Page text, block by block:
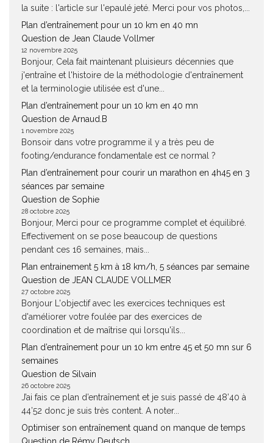
la suite : l'article sur l'epaulé jeté. Merci pour vos photos,...
Plan d’entraînement pour un 10 km en 40 mn
Question de Jean Claude Vollmer
12 novembre 2025
Bonjour, Cela fait maintenant pluisieurs décennies que
j'entraîne et l'histoire de la méthodologie d'entraînement
et la terminologie utilisée est d'une...
Plan d’entraînement pour un 10 km en 40 mn
Question de Arnaud.B
1 novembre 2025
Bonsoir dans votre programme il y a très peu de
footing/endurance fondamentale est ce normal ?
Plan d’entraînement pour courir un marathon en 4h45 en 3
séances par semaine
Question de Sophie
28 octobre 2025
Bonjour, Merci pour ce programme complet et équilibré.
Effectivement on se pose beaucoup de questions
pendant ces 16 semaines, mais...
Plan entrainement 5 km à 18 km/h, 5 séances par semaine
Question de JEAN CLAUDE VOLLMER
27 octobre 2025
Bonjour L'objectif avec les exercices techniques est
d'améliorer votre foulée par des exercices de
coordination et de maîtrise qui lorsqu'ils...
Plan d’entraînement pour un 10 km entre 45 et 50 mn sur 6
semaines
Question de Silvain
26 octobre 2025
J’ai fais ce plan d’entraînement et je suis passé de 48’40 à
44’52 donc je suis très content. A noter...
Optimiser son entraînement quand on manque de temps